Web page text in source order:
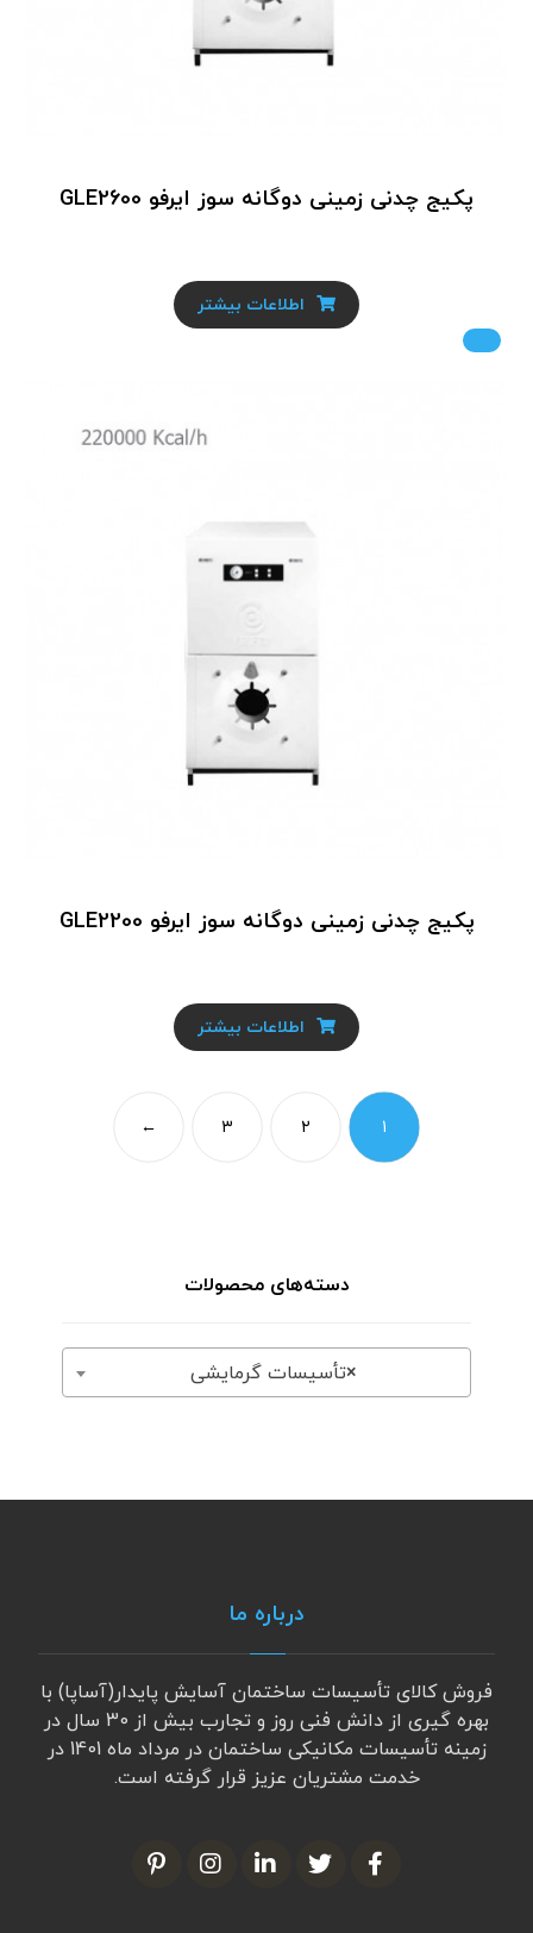
پکیج چدنی زمینی دوگانه سوز ایرفو GLE2600
اطلاعات بیشتر
پکیج چدنی زمینی دوگانه سوز ایرفو GLE2200
اطلاعات بیشتر
۱ ۲ ۳ ←
دسته‌های محصولات
×تأسیسات گرمایشی
درباره ما
فروش کالای تأسیسات ساختمان آسایش پایدار(آساپا) با
بهره گیری از دانش فنی روز و تجارب بیش از 30 سال در
زمینه تأسیسات مکانیکی ساختمان در مرداد ماه 1401 در
خدمت مشتریان عزیز قرار گرفته است.